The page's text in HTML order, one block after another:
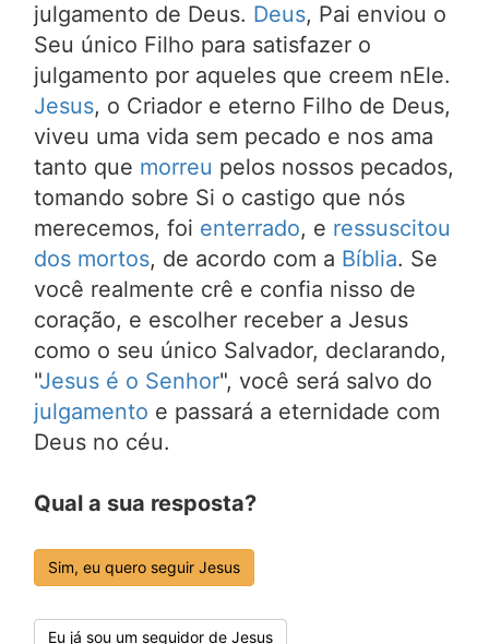
julgamento de Deus. Deus, Pai enviou o
Seu único Filho para satisfazer o
julgamento por aqueles que creem nEle.
Jesus, o Criador e eterno Filho de Deus,
viveu uma vida sem pecado e nos ama
tanto que morreu pelos nossos pecados,
tomando sobre Si o castigo que nós
merecemos, foi enterrado, e ressuscitou
dos mortos, de acordo com a Bíblia. Se
você realmente crê e confia nisso de
coração, e escolher receber a Jesus
como o seu único Salvador, declarando,
"Jesus é o Senhor", você será salvo do
julgamento e passará a eternidade com
Deus no céu.
Qual a sua resposta?
Sim, eu quero seguir Jesus
Eu já sou um seguidor de Jesus